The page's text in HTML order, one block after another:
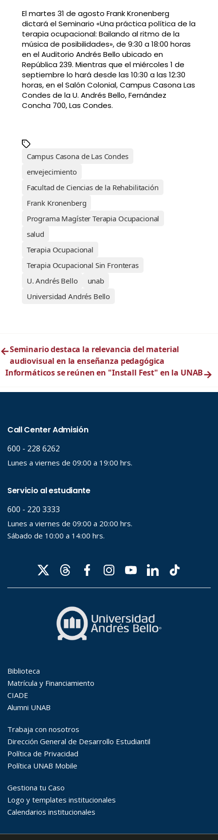
El martes 31 de agosto Frank Kronenberg
dictará el Seminario «Una práctica política de la
terapia ocupacional: Bailando al ritmo de la
música de posibilidades», de 9:30 a 18:00 horas
en el Auditorio Andrés Bello ubicado en
República 239. Mientras que el miércoles 1 de
septiembre lo hará desde las 10:30 a las 12:30
horas, en el Salón Colonial, Campus Casona Las
Condes de la U. Andrés Bello, Fernández
Concha 700, Las Condes.
Campus Casona de Las Condes
envejecimiento
Facultad de Ciencias de la Rehabilitación
Frank Kronenberg
Programa Magíster Terapia Ocupacional
salud
Terapia Ocupacional
Terapia Ocupacional Sin Fronteras
U. Andrés Bello
unab
Universidad Andrés Bello
←Seminario destaca la relevancia del material
audiovisual en la enseñanza pedagógica
Informáticos se reúnen en "Install Fest" en la UNAB→